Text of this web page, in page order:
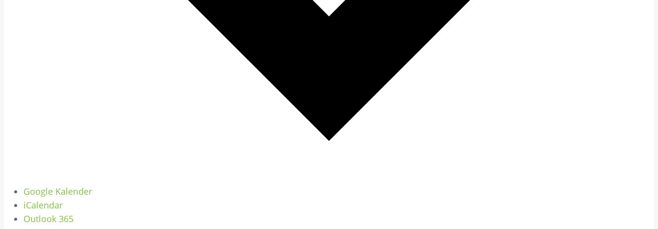
Google Kalender
iCalendar
Outlook 365